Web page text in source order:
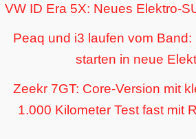
VW ID Era 5X: Neues Elektro-
Peaq und i3 laufen vom
starten in neue
Zeekr 7GT: Core-Version mit
1.000 Kilometer Test fast mit